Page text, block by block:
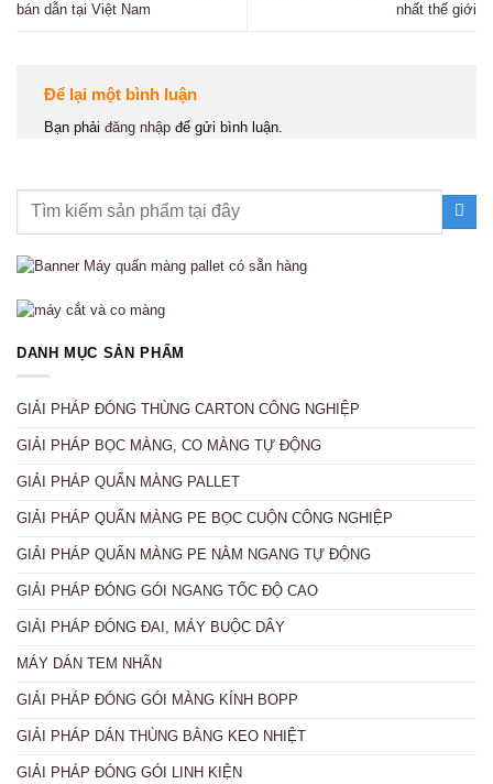
DANH MỤC SẢN PHẨM
GIẢI PHÁP ĐÓNG THÙNG CARTON CÔNG NGHIỆP
GIẢI PHÁP BỌC MÀNG, CO MÀNG TỰ ĐỘNG
GIẢI PHÁP QUẤN MÀNG PALLET
GIẢI PHÁP QUẤN MÀNG PE BỌC CUỘN CÔNG NGHIỆP
GIẢI PHÁP QUẤN MÀNG PE NẰM NGANG TỰ ĐỘNG
GIẢI PHÁP ĐÓNG GÓI NGANG TỐC ĐỘ CAO
GIẢI PHÁP ĐÓNG ĐAI, MÁY BUỘC DÂY
MÁY DÁN TEM NHÃN
GIẢI PHÁP ĐÓNG GÓI MÀNG KÍNH BOPP
GIẢI PHÁP DÁN THÙNG BẰNG KEO NHIỆT
GIẢI PHÁP ĐÓNG GÓI LINH KIỆN
bán dẫn tại Việt Nam
nhất thế giới
Để lại một bình luận
Bạn phải đăng nhập để gửi bình luận.